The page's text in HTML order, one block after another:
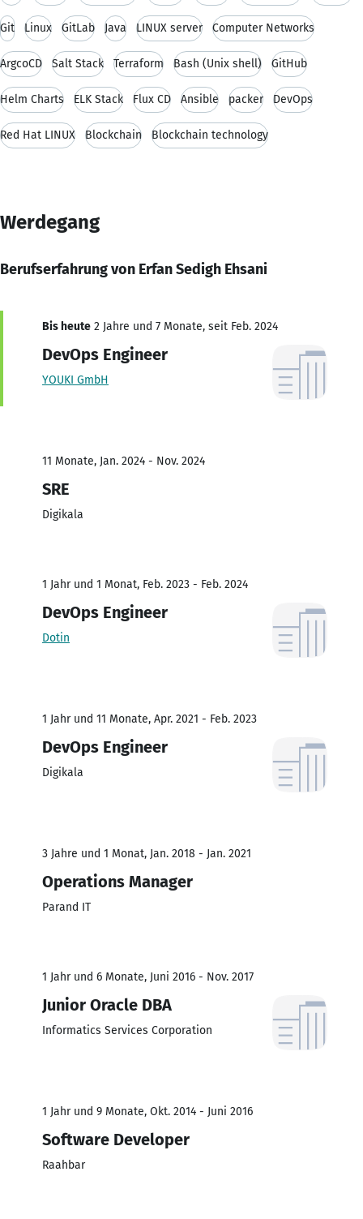
Git Linux GitLab Java LINUX server Computer Networks
ArgcoCD Salt Stack Terraform Bash (Unix shell) GitHub
Helm Charts ELK Stack Flux CD Ansible packer DevOps
Red Hat LINUX Blockchain Blockchain technology
Werdegang
Berufserfahrung von Erfan Sedigh Ehsani
Bis heute 2 Jahre und 7 Monate, seit Feb. 2024
DevOps Engineer
YOUKI GmbH
11 Monate, Jan. 2024 - Nov. 2024
SRE
Digikala
1 Jahr und 1 Monat, Feb. 2023 - Feb. 2024
DevOps Engineer
Dotin
1 Jahr und 11 Monate, Apr. 2021 - Feb. 2023
DevOps Engineer
Digikala
3 Jahre und 1 Monat, Jan. 2018 - Jan. 2021
Operations Manager
Parand IT
1 Jahr und 6 Monate, Juni 2016 - Nov. 2017
Junior Oracle DBA
Informatics Services Corporation
1 Jahr und 9 Monate, Okt. 2014 - Juni 2016
Software Developer
Raahbar